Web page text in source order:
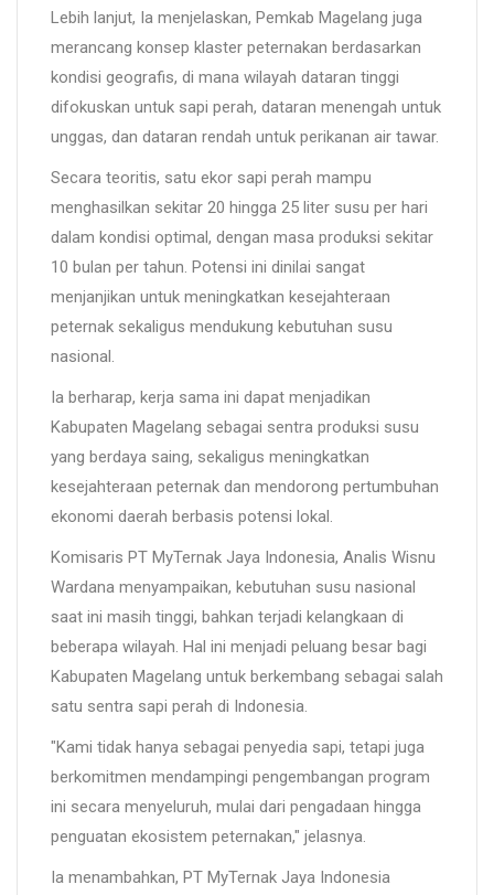
Lebih lanjut, Ia menjelaskan, Pemkab Magelang juga
merancang konsep klaster peternakan berdasarkan
kondisi geografis, di mana wilayah dataran tinggi
difokuskan untuk sapi perah, dataran menengah untuk
unggas, dan dataran rendah untuk perikanan air tawar.
Secara teoritis, satu ekor sapi perah mampu
menghasilkan sekitar 20 hingga 25 liter susu per hari
dalam kondisi optimal, dengan masa produksi sekitar
10 bulan per tahun. Potensi ini dinilai sangat
menjanjikan untuk meningkatkan kesejahteraan
peternak sekaligus mendukung kebutuhan susu
nasional.
Ia berharap, kerja sama ini dapat menjadikan
Kabupaten Magelang sebagai sentra produksi susu
yang berdaya saing, sekaligus meningkatkan
kesejahteraan peternak dan mendorong pertumbuhan
ekonomi daerah berbasis potensi lokal.
Komisaris PT MyTernak Jaya Indonesia, Analis Wisnu
Wardana menyampaikan, kebutuhan susu nasional
saat ini masih tinggi, bahkan terjadi kelangkaan di
beberapa wilayah. Hal ini menjadi peluang besar bagi
Kabupaten Magelang untuk berkembang sebagai salah
satu sentra sapi perah di Indonesia.
"Kami tidak hanya sebagai penyedia sapi, tetapi juga
berkomitmen mendampingi pengembangan program
ini secara menyeluruh, mulai dari pengadaan hingga
penguatan ekosistem peternakan," jelasnya.
Ia menambahkan, PT MyTernak Jaya Indonesia